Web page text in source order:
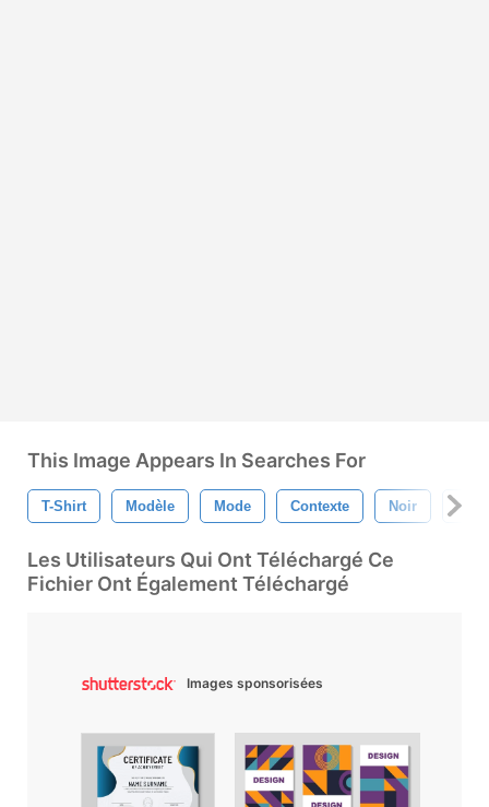
This Image Appears In Searches For
T-Shirt Modèle Mode Contexte Noir
Les Utilisateurs Qui Ont Téléchargé Ce
Fichier Ont Également Téléchargé
Images sponsorisées